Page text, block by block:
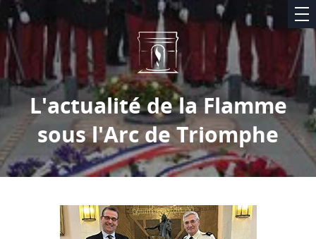
L'actualité de la Flamme
sous l'Arc de Triomphe